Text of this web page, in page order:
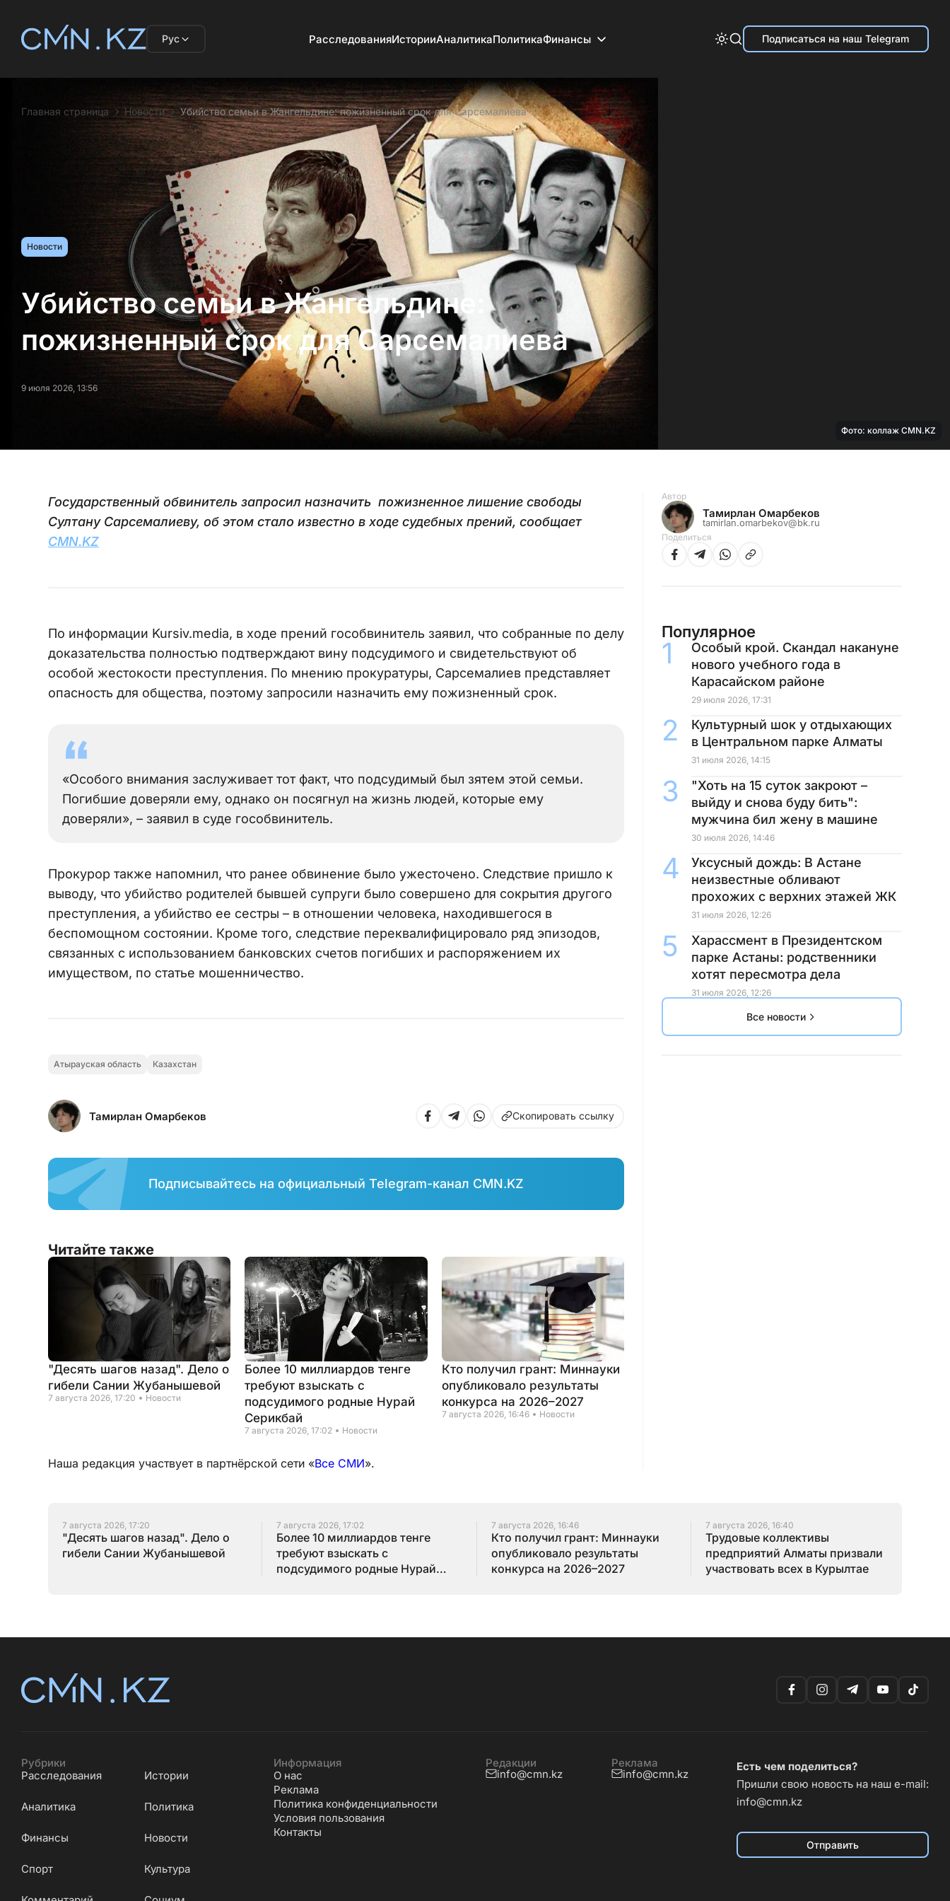
Рус РасследованияИсторииАналитикаПолитикаФинансы Подписаться на наш Telegram
Главная страница Новости Убийство семьи в Жангельдине: пожизненный срок для Сарсемалиева
Новости
Убийство семьи в Жангельдине:
пожизненный срок для Сарсемалиева
9 июля 2026, 13:56
Фото: коллаж CMN.KZ
Государственный обвинитель запросил назначить пожизненное лишение свободы
Султану Сарсемалиеву, об этом стало известно в ходе судебных прений, сообщает
CMN.KZ
По информации Kursiv.media, в ходе прений гособвинитель заявил, что собранные по делу
доказательства полностью подтверждают вину подсудимого и свидетельствуют об
особой жестокости преступления. По мнению прокуратуры, Сарсемалиев представляет
опасность для общества, поэтому запросили назначить ему пожизненный срок.
«Особого внимания заслуживает тот факт, что подсудимый был зятем этой семьи.
Погибшие доверяли ему, однако он посягнул на жизнь людей, которые ему
доверяли», – заявил в суде гособвинитель.
Прокурор также напомнил, что ранее обвинение было ужесточено. Следствие пришло к
выводу, что убийство родителей бывшей супруги было совершено для сокрытия другого
преступления, а убийство ее сестры – в отношении человека, находившегося в
беспомощном состоянии. Кроме того, следствие переквалифицировало ряд эпизодов,
связанных с использованием банковских счетов погибших и распоряжением их
имуществом, по статье мошенничество.
Атырауская область Казахстан
Тамирлан Омарбеков Скопировать ссылку
Подписывайтесь на официальный Telegram-канал CMN.KZ
Читайте также
"Десять шагов назад". Дело о
гибели Сании Жубанышевой
7 августа 2026, 17:20 Новости
Более 10 миллиардов тенге
требуют взыскать с
подсудимого родные Нурай
Серикбай
7 августа 2026, 17:02 Новости
Кто получил грант: Миннауки
опубликовало результаты
конкурса на 2026–2027
7 августа 2026, 16:46 Новости
Наша редакция участвует в партнёрской сети «Все СМИ».
Автор
Тамирлан Омарбеков
tamirlan.omarbekov@bk.ru
Поделиться
Популярное
Особый крой. Скандал накануне
нового учебного года в
Карасайском районе
29 июля 2026, 17:31
Культурный шок у отдыхающих
в Центральном парке Алматы
31 июля 2026, 14:15
"Хоть на 15 суток закроют –
выйду и снова буду бить":
мужчина бил жену в машине
30 июля 2026, 14:46
Уксусный дождь: В Астане
неизвестные обливают
прохожих с верхних этажей ЖК
31 июля 2026, 12:26
Харассмент в Президентском
парке Астаны: родственники
хотят пересмотра дела
31 июля 2026, 12:26
Все новости
7 августа 2026, 17:20
"Десять шагов назад". Дело о
гибели Сании Жубанышевой
7 августа 2026, 17:02
Более 10 миллиардов тенге
требуют взыскать с
подсудимого родные Нурай
7 августа 2026, 16:46
Кто получил грант: Миннауки
опубликовало результаты
конкурса на 2026–2027
7 августа 2026, 16:40
Трудовые коллективы
предприятий Алматы призвали
участвовать всех в Курылтае
Рубрики
Расследования
Истории
Аналитика Политика
Финансы Новости
Cпорт Культура
Информация
О нас
Реклама
Политика конфиденциальности
Условия пользования
Контакты
Редакции
info@cmn.kz
Реклама
info@cmn.kz
Есть чем поделиться?
Пришли свою новость на наш e-mail:
info@cmn.kz
Отправить